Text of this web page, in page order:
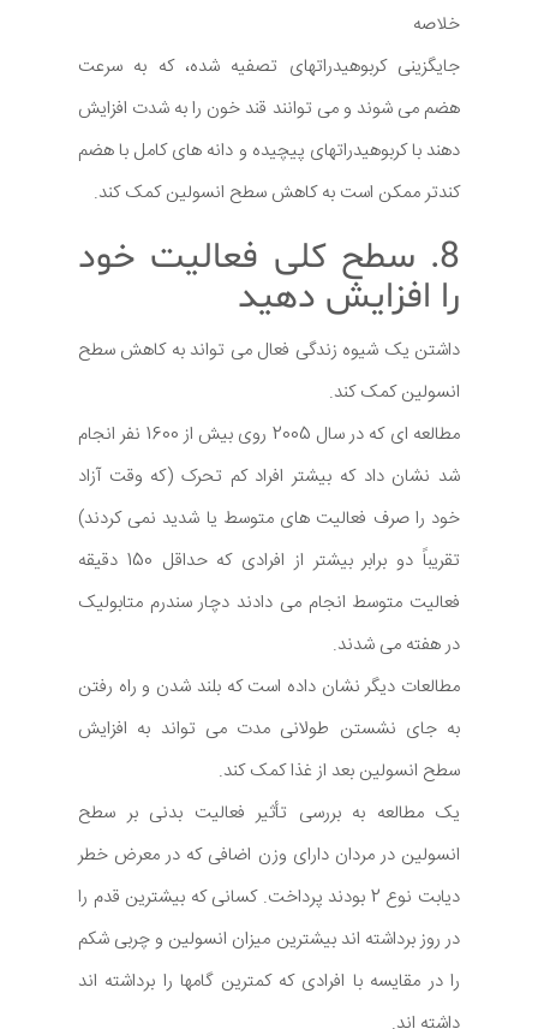
خلاصه
جایگزینی کربوهیدراتهای تصفیه شده، که به سرعت
هضم می شوند و می توانند قند خون را به شدت افزایش
دهند با کربوهیدراتهای پیچیده و دانه های کامل با هضم
کندتر ممکن است به کاهش سطح انسولین کمک کند.
8. سطح کلی فعالیت خود
را افزایش دهید
داشتن یک شیوه زندگی فعال می تواند به کاهش سطح
انسولین کمک کند.
مطالعه ای که در سال 2005 روی بیش از 1600 نفر انجام
شد نشان داد که بیشتر افراد کم تحرک (که وقت آزاد
خود را صرف فعالیت های متوسط یا شدید نمی کردند)
تقریباً دو برابر بیشتر از افرادی که حداقل 150 دقیقه
فعالیت متوسط انجام می دادند دچار سندرم متابولیک
در هفته می شدند.
مطالعات دیگر نشان داده است که بلند شدن و راه رفتن
به جای نشستن طولانی مدت می تواند به افزایش
سطح انسولین بعد از غذا کمک کند.
یک مطالعه به بررسی تأثیر فعالیت بدنی بر سطح
انسولین در مردان دارای وزن اضافی که در معرض خطر
دیابت نوع 2 بودند پرداخت. کسانی که بیشترین قدم را
در روز برداشته اند بیشترین میزان انسولین و چربی شکم
را در مقایسه با افرادی که کمترین گامها را برداشته اند